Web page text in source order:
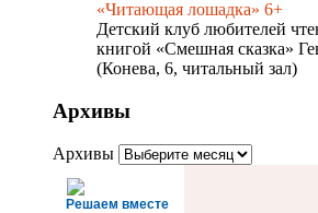
«Читающая лошадка» 6+
Детский клуб любителей
книгой «Смешная сказка»
(Конева, 6, читальный зал)
Архивы
Архивы
Решаем вместе